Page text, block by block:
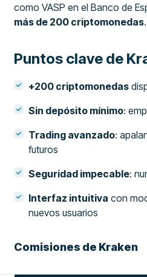
como VASP en el Banco de
más de 200 criptomonedas.
Puntos clave de
+200 criptomonedas
Sin depósito mínimo:
Trading avanzado:
futuros
Seguridad impecable:
Interfaz intuitiva con
nuevos usuarios
Comisiones de Kraken